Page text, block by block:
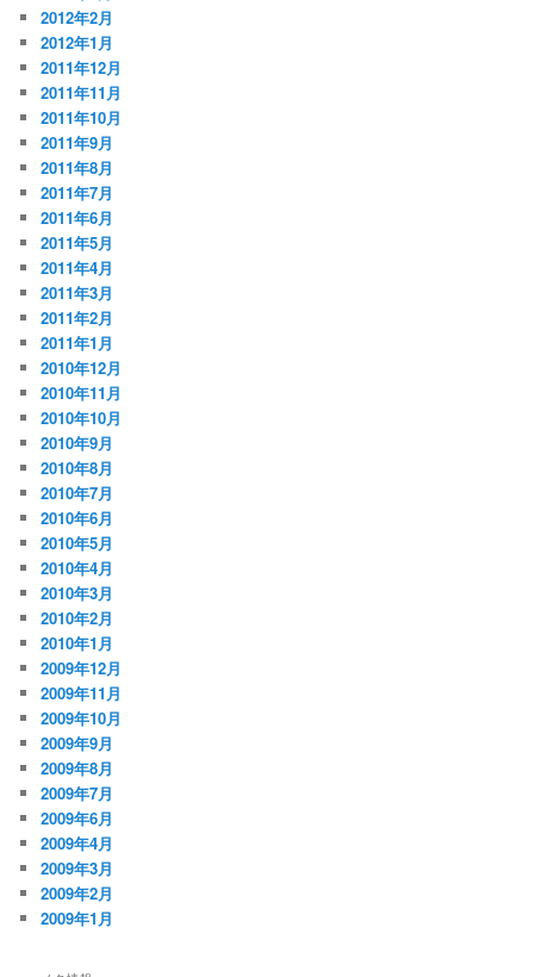
2012年2月
2012年1月
2011年12月
2011年11月
2011年10月
2011年9月
2011年8月
2011年7月
2011年6月
2011年5月
2011年4月
2011年3月
2011年2月
2011年1月
2010年12月
2010年11月
2010年10月
2010年9月
2010年8月
2010年7月
2010年6月
2010年5月
2010年4月
2010年3月
2010年2月
2010年1月
2009年12月
2009年11月
2009年10月
2009年9月
2009年8月
2009年7月
2009年6月
2009年4月
2009年3月
2009年2月
2009年1月